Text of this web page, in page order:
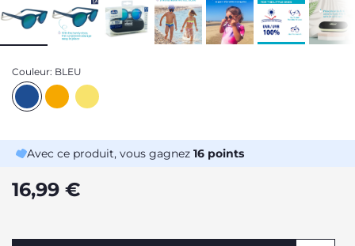
Couleur: BLEU
Avec ce produit, vous gagnez 16 points
16,99 €